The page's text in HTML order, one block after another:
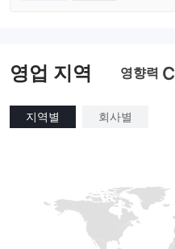
영업 지역 영향력 C
지역별 회사별